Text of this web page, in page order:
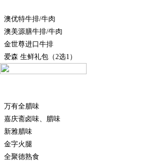
澳优特牛排/牛肉
澳美源膳牛排/牛肉
金世尊进口牛排
爱森 生鲜礼包（2选1）
万有全腊味
嘉庆斋卤味、腊味
新雅腊味
金字火腿
全聚德熟食